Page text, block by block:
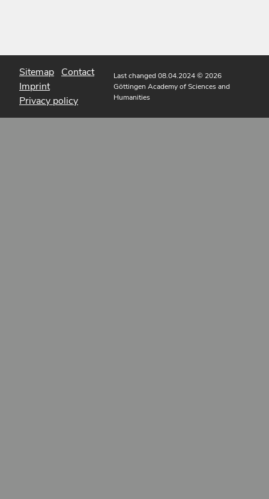
Sitemap Contact
Imprint
Privacy policy
Last changed 08.04.2024© 2026
Göttingen Academy of Sciences and
Humanities